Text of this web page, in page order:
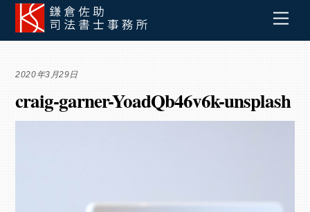
Skip
content
2020年3月29日
craig-garner-YoadQb46v6k-unsplash